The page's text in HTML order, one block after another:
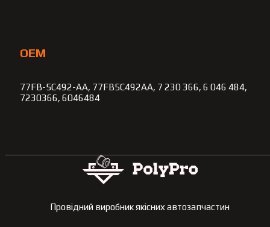
OEM
77FB-5C492-AA, 77FB5C492AA, 7 230 366, 6 046 484,
7230366, 6046484
Провідний виробник якісних автозапчастин